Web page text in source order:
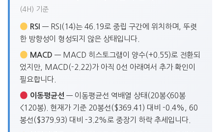
(4H) 기준
RSI — RSI(14)는 46.19로 중립 구간에 위치하며, 뚜렷
한 방향성이 형성되지 않은 상태입니다.
MACD — MACD 히스토그램이 양수(+0.55)로 전환되
었지만, MACD(-2.22)가 아직 0선 아래여서 추가 확인이
필요합니다.
이동평균선 — 이동평균선 역배열 상태(20봉<60봉
<120봉). 현재가 기준 20봉선($369.41) 대비 -0.4%, 60
봉선($379.93) 대비 -3.2%로 중장기 하락 추세입니다.